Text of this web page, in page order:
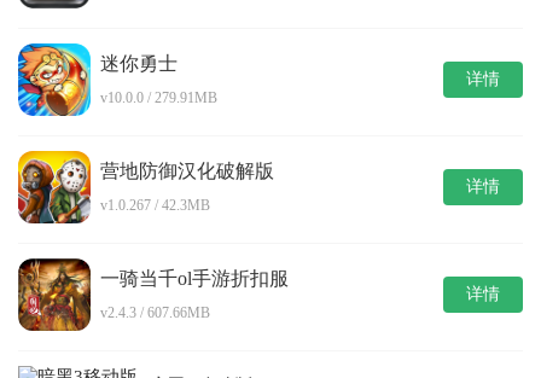
迷你勇士
v10.0.0 / 279.91MB
详情
营地防御汉化破解版
v1.0.267 / 42.3MB
详情
一骑当千ol手游折扣服
v2.4.3 / 607.66MB
详情